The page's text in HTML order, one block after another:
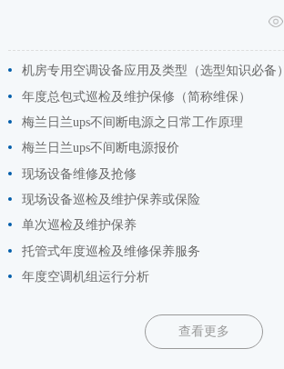
机房专用空调设备应用及类型（选型知识必备）
年度总包式巡检及维护保修（简称维保）
梅兰日兰ups不间断电源之日常工作原理
梅兰日兰ups不间断电源报价
现场设备维修及抢修
现场设备巡检及维护保养或保险
单次巡检及维护保养
托管式年度巡检及维修保养服务
年度空调机组运行分析
查看更多